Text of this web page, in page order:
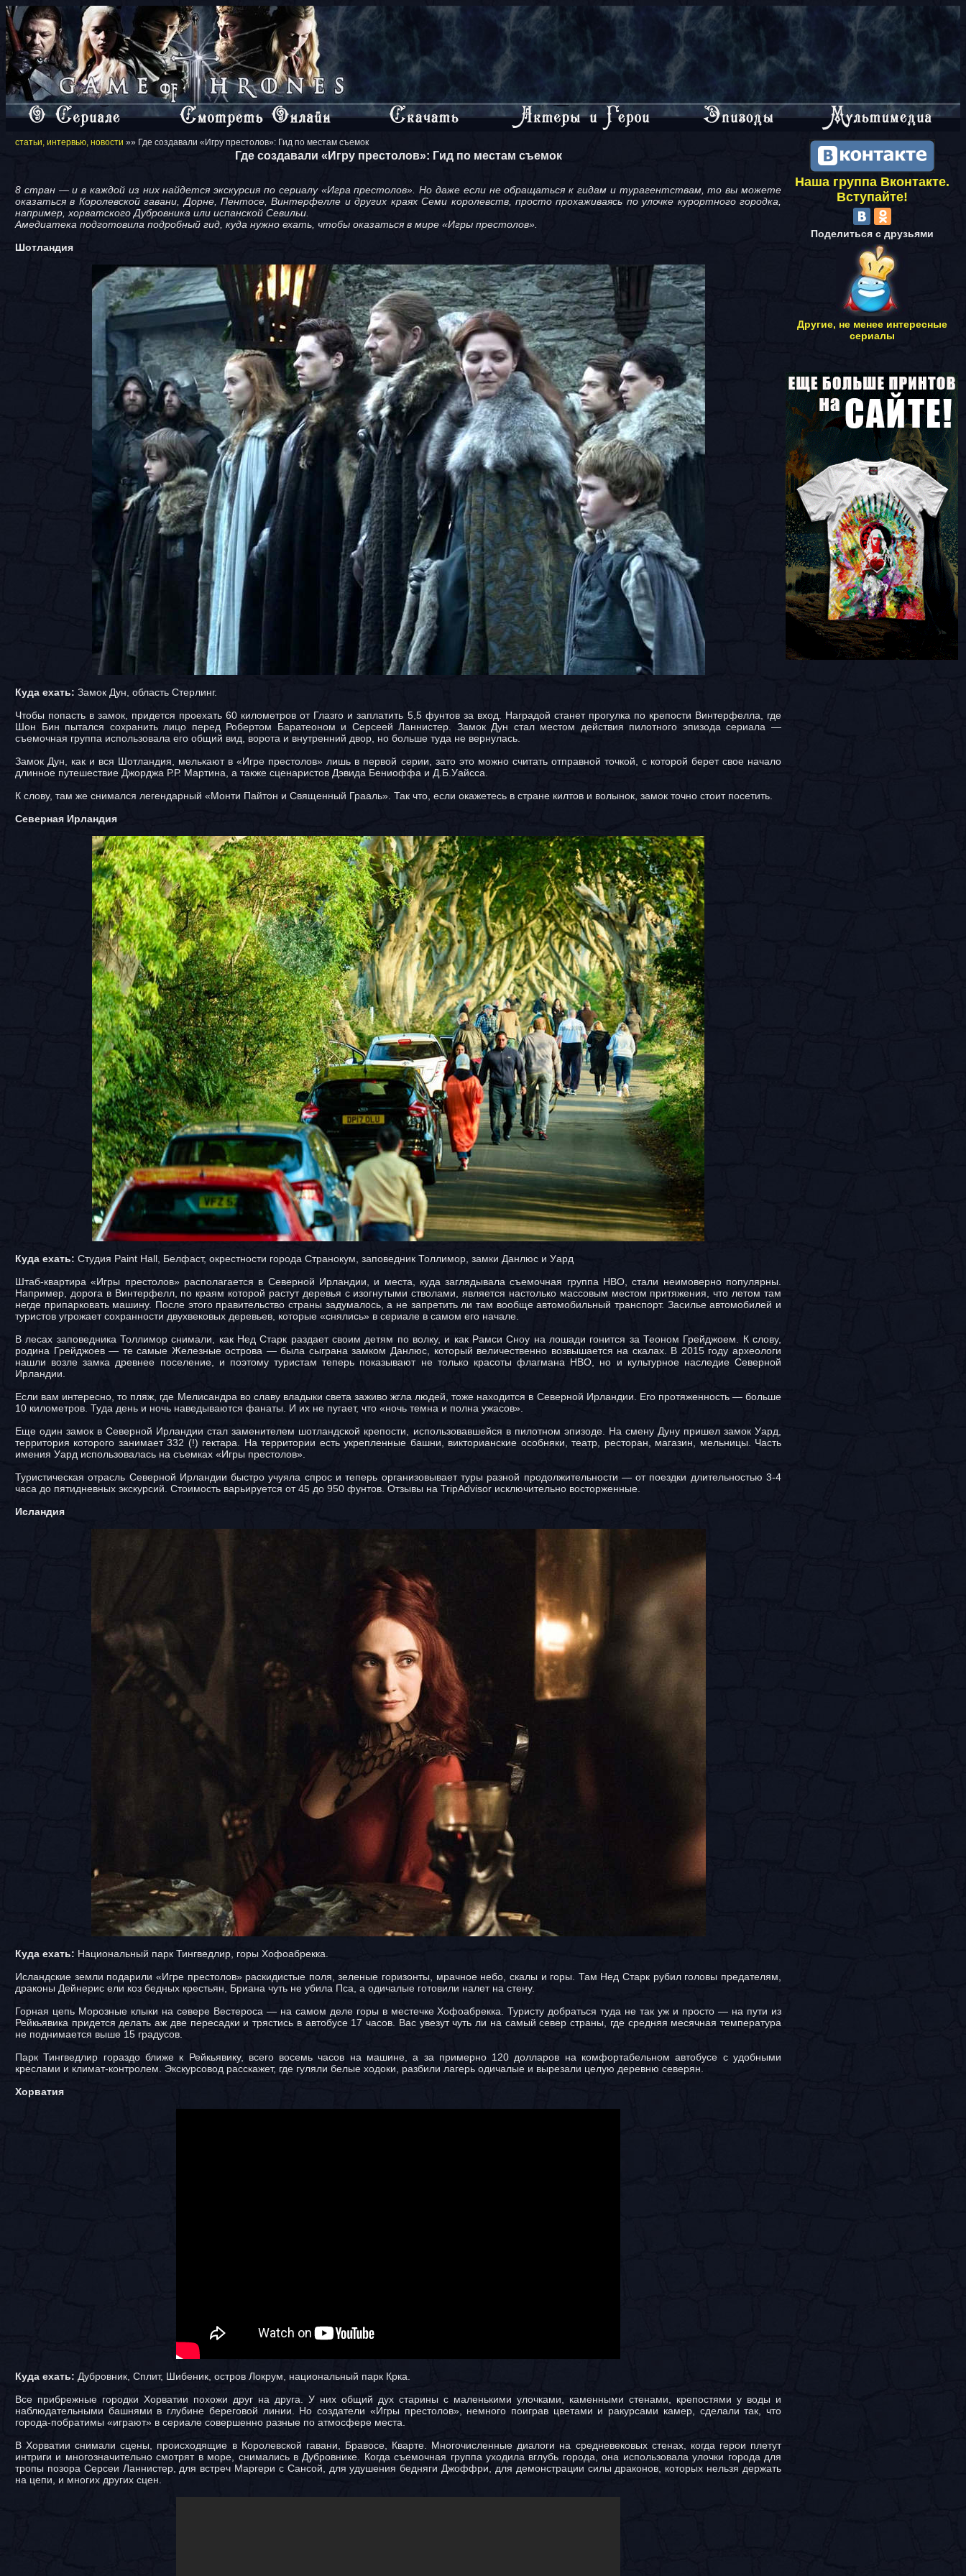
статьи, интервью, новости »» Где создавали «Игру престолов»: Гид по местам съемок
Где создавали «Игру престолов»: Гид по местам съемок
8 стран — и в каждой из них найдется экскурсия по сериалу «Игра престолов». Но даже если не обращаться к гидам и турагентствам, то вы можете
оказаться в Королевской гавани, Дорне, Пентосе, Винтерфелле и других краях Семи королевств, просто прохаживаясь по улочке курортного городка,
например, хорватского Дубровника или испанской Севильи.
Амедиатека подготовила подробный гид, куда нужно ехать, чтобы оказаться в мире «Игры престолов».
Шотландия
Куда ехать: Замок Дун, область Стерлинг.
Чтобы попасть в замок, придется проехать 60 километров от Глазго и заплатить 5,5 фунтов за вход. Наградой станет прогулка по крепости Винтерфелла, где
Шон Бин пытался сохранить лицо перед Робертом Баратеоном и Серсеей Ланнистер. Замок Дун стал местом действия пилотного эпизода сериала —
съемочная группа использовала его общий вид, ворота и внутренний двор, но больше туда не вернулась.
Замок Дун, как и вся Шотландия, мелькают в «Игре престолов» лишь в первой серии, зато это можно считать отправной точкой, с которой берет свое начало
длинное путешествие Джорджа Р.Р. Мартина, а также сценаристов Дэвида Бениоффа и Д.Б.Уайсса.
К слову, там же снимался легендарный «Монти Пайтон и Священный Грааль». Так что, если окажетесь в стране килтов и волынок, замок точно стоит посетить.
Северная Ирландия
Куда ехать: Студия Paint Hall, Белфаст, окрестности города Странокум, заповедник Толлимор, замки Данлюс и Уард
Штаб-квартира «Игры престолов» располагается в Северной Ирландии, и места, куда заглядывала съемочная группа HBO, стали неимоверно популярны.
Например, дорога в Винтерфелл, по краям которой растут деревья с изогнутыми стволами, является настолько массовым местом притяжения, что летом там
негде припарковать машину. После этого правительство страны задумалось, а не запретить ли там вообще автомобильный транспорт. Засилье автомобилей и
туристов угрожает сохранности двухвековых деревьев, которые «снялись» в сериале в самом его начале.
В лесах заповедника Толлимор снимали, как Нед Старк раздает своим детям по волку, и как Рамси Сноу на лошади гонится за Теоном Грейджоем. К слову,
родина Грейджоев — те самые Железные острова — была сыграна замком Данлюс, который величественно возвышается на скалах. В 2015 году археологи
нашли возле замка древнее поселение, и поэтому туристам теперь показывают не только красоты флагмана HBO, но и культурное наследие Северной
Ирландии.
Если вам интересно, то пляж, где Мелисандра во славу владыки света заживо жгла людей, тоже находится в Северной Ирландии. Его протяженность — больше
10 километров. Туда день и ночь наведываются фанаты. И их не пугает, что «ночь темна и полна ужасов».
Еще один замок в Северной Ирландии стал заменителем шотландской крепости, использовавшейся в пилотном эпизоде. На смену Дуну пришел замок Уард,
территория которого занимает 332 (!) гектара. На территории есть укрепленные башни, викторианские особняки, театр, ресторан, магазин, мельницы. Часть
имения Уард использовалась на съемках «Игры престолов».
Туристическая отрасль Северной Ирландии быстро учуяла спрос и теперь организовывает туры разной продолжительности — от поездки длительностью 3-4
часа до пятидневных экскурсий. Стоимость варьируется от 45 до 950 фунтов. Отзывы на TripAdvisor исключительно восторженные.
Исландия
Куда ехать: Национальный парк Тингведлир, горы Хофоабрекка.
Исландские земли подарили «Игре престолов» раскидистые поля, зеленые горизонты, мрачное небо, скалы и горы. Там Нед Старк рубил головы предателям,
драконы Дейнерис ели коз бедных крестьян, Бриана чуть не убила Пса, а одичалые готовили налет на стену.
Горная цепь Морозные клыки на севере Вестероса — на самом деле горы в местечке Хофоабрекка. Туристу добраться туда не так уж и просто — на пути из
Рейкьявика придется делать аж две пересадки и трястись в автобусе 17 часов. Вас увезут чуть ли на самый север страны, где средняя месячная температура
не поднимается выше 15 градусов.
Парк Тингведлир гораздо ближе к Рейкьявику, всего восемь часов на машине, а за примерно 120 долларов на комфортабельном автобусе с удобными
креслами и климат-контролем. Экскурсовод расскажет, где гуляли белые ходоки, разбили лагерь одичалые и вырезали целую деревню северян.
Хорватия
Куда ехать: Дубровник, Сплит, Шибеник, остров Локрум, национальный парк Крка.
Все прибрежные городки Хорватии похожи друг на друга. У них общий дух старины с маленькими улочками, каменными стенами, крепостями у воды и
наблюдательными башнями в глубине береговой линии. Но создатели «Игры престолов», немного поиграв цветами и ракурсами камер, сделали так, что
города-побратимы «играют» в сериале совершенно разные по атмосфере места.
В Хорватии снимали сцены, происходящие в Королевской гавани, Бравосе, Кварте. Многочисленные диалоги на средневековых стенах, когда герои плетут
интриги и многозначительно смотрят в море, снимались в Дубровнике. Когда съемочная группа уходила вглубь города, она использовала улочки города для
тропы позора Серсеи Ланнистер, для встреч Маргери с Сансой, для удушения бедняги Джоффри, для демонстрации силы драконов, которых нельзя держать
на цепи, и многих других сцен.
Наша группа Вконтакте.
Вступайте!
Поделиться с друзьями
Другие, не менее интересные
сериалы